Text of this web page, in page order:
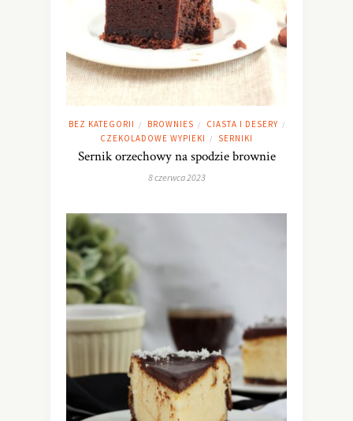
BEZ KATEGORII / BROWNIES / CIASTA I DESERY /
CZEKOLADOWE WYPIEKI / SERNIKI
Sernik orzechowy na spodzie brownie
8 czerwca 2023